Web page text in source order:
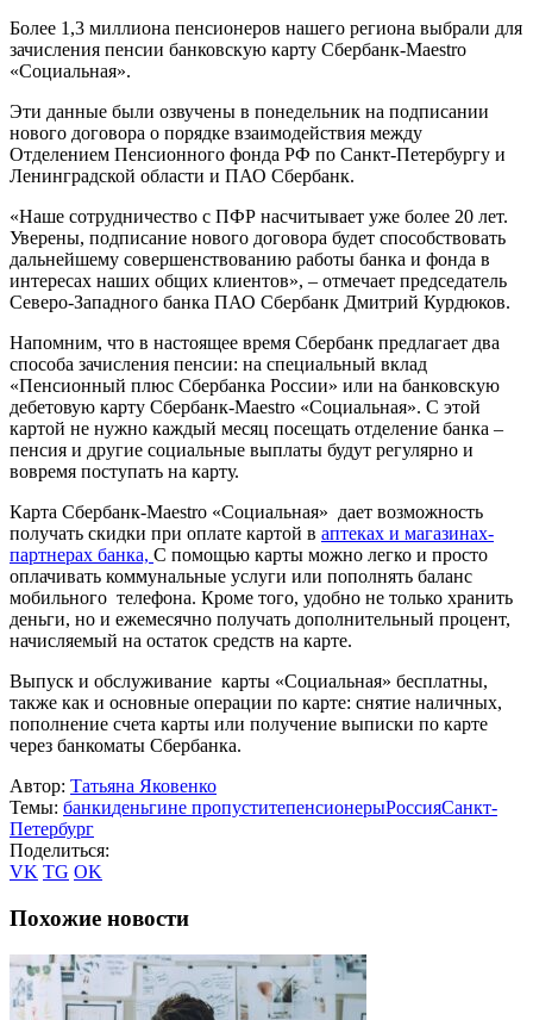
Более 1,3 миллиона пенсионеров нашего региона выбрали для
зачисления пенсии банковскую карту Сбербанк-Maestro
«Социальная».
Эти данные были озвучены в понедельник на подписании
нового договора о порядке взаимодействия между
Отделением Пенсионного фонда РФ по Санкт-Петербургу и
Ленинградской области и ПАО Сбербанк.
«Наше сотрудничество с ПФР насчитывает уже более 20 лет.
Уверены, подписание нового договора будет способствовать
дальнейшему совершенствованию работы банка и фонда в
интересах наших общих клиентов», – отмечает председатель
Северо-Западного банка ПАО Сбербанк Дмитрий Курдюков.
Напомним, что в настоящее время Сбербанк предлагает два
способа зачисления пенсии: на специальный вклад
«Пенсионный плюс Сбербанка России» или на банковскую
дебетовую карту Сбербанк-Maestro «Социальная». С этой
картой не нужно каждый месяц посещать отделение банка –
пенсия и другие социальные выплаты будут регулярно и
вовремя поступать на карту.
Карта Сбербанк-Maestro «Социальная» дает возможность
получать скидки при оплате картой в аптеках и магазинах-
партнерах банка, С помощью карты можно легко и просто
оплачивать коммунальные услуги или пополнять баланс
мобильного телефона. Кроме того, удобно не только хранить
деньги, но и ежемесячно получать дополнительный процент,
начисляемый на остаток средств на карте.
Выпуск и обслуживание карты «Социальная» бесплатны,
также как и основные операции по карте: снятие наличных,
пополнение счета карты или получение выписки по карте
через банкоматы Сбербанка.
Автор: Татьяна Яковенко
Темы: банкиденьгине пропуститепенсионерыРоссияСанкт-
Петербург
Поделиться:
VK TG OK
Похожие новости